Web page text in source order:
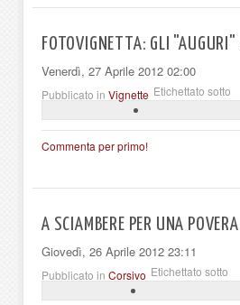
FOTOVIGNETTA: GLI
Venerdì, 27 Aprile 2012 02:00
Pubblicato in Vignette Etichettato sotto
Commenta per primo!
A SCIAMBERE PER UNA
Giovedì, 26 Aprile 2012 23:11
Pubblicato in Corsivo Etichettato sotto